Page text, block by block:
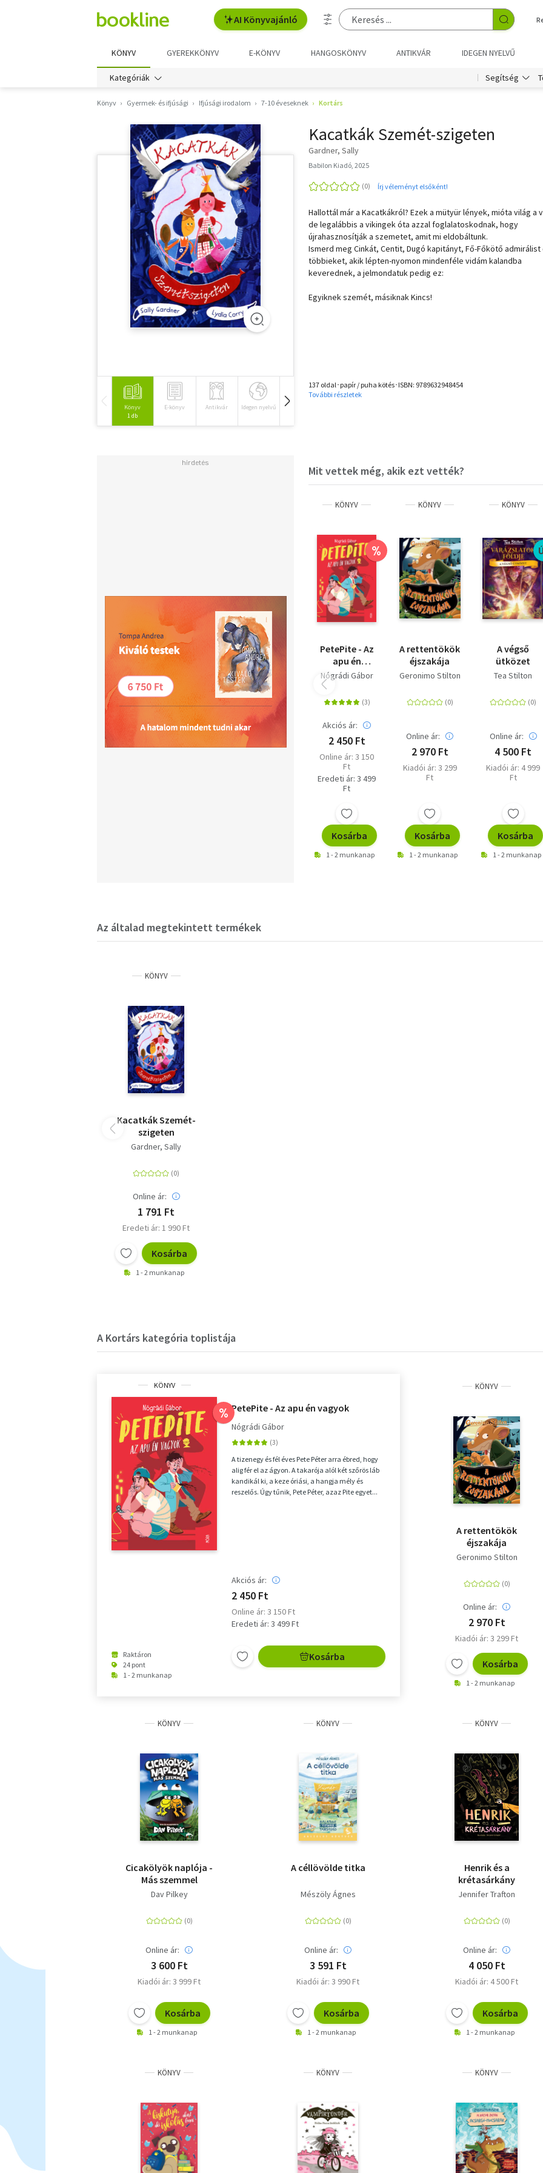
AI Könyvajánló
KÖNYV GYEREKKÖNYV E-KÖNYV HANGOSKÖNYV ANTIKVÁR IDEGEN NYELVŰ
Kategóriák Segítség
Könyv Gyermek- és ifjúsági Ifjúsági irodalom 7-10 éveseknek Kortárs
Könyv
1 db
E-könyv Antikvár Idegen nyelvű Hangoskönyv
Kacatkák Szemét-szigeten
Gardner, Sally
Babilon Kiadó, 2025
Írj véleményt elsőként!
Hallottál már a Kacatkákról? Ezek a mütyür lények, mióta világ a
de legalábbis a vikingek óta azzal foglalatoskodnak, hogy
újrahasznosítják a szemetet, amit mi eldobáltunk.
Ismerd meg Cinkát, Centit, Dugó kapitányt, Fő-Főkötő admirálist
többieket, akik lépten-nyomon mindenféle vidám kalandba
keverednek, a jelmondatuk pedig ez:
Egyiknek szemét, másiknak Kincs!
137 oldal･papír / puha kötés･ISBN: 9789632948454
További részletek
Mit vettek még, akik ezt vették?
KÖNYV
%
PetePite - Az
apu én
vagyok
Nógrádi Gábor
Akciós ár:
2 450 Ft
Online ár: 3 150
Ft
Eredeti ár: 3 499
Ft
Kosárba
1 - 2 munkanap
KÖNYV
A rettentökök
éjszakája
Geronimo Stilton
Online ár:
2 970 Ft
Kiadói ár: 3 299
Ft
Kosárba
1 - 2 munkanap
KÖNYV
A végső
ütközet
Tea Stilton
Online ár:
4 500 Ft
Kiadói ár: 4 999
Ft
Kosárba
1 - 2 munkanap
Az általad megtekintett termékek
KÖNYV
Kacatkák Szemét-
szigeten
Gardner, Sally
Online ár:
1 791 Ft
Eredeti ár: 1 990 Ft
Kosárba
1 - 2 munkanap
A Kortárs kategória toplistája
KÖNYV
%
Raktáron
24 pont
1 - 2 munkanap
PetePite - Az apu én vagyok
Nógrádi Gábor
A tizenegy és fél éves Pete Péter arra ébred, hogy
alig fér el az ágyon. A takarója alól két szőrös láb
kandikál ki, a keze óriási, a hangja mély és
reszelős. Úgy tűnik, Pete Péter, azaz Pite egyet...
Akciós ár:
2 450 Ft
Online ár: 3 150 Ft
Eredeti ár: 3 499 Ft
Kosárba
KÖNYV
A rettentökök
éjszakája
Geronimo Stilton
Online ár:
2 970 Ft
Kiadói ár: 3 299 Ft
Kosárba
1 - 2 munkanap
KÖNYV
Cicakölyök naplója -
Más szemmel
Dav Pilkey
Online ár:
3 600 Ft
Kiadói ár: 3 999 Ft
Kosárba
1 - 2 munkanap
KÖNYV
A céllövölde titka
Mészöly Ágnes
Online ár:
3 591 Ft
Kiadói ár: 3 990 Ft
Kosárba
1 - 2 munkanap
KÖNYV
Henrik és a
krétasárkány
Jennifer Trafton
Online ár:
4 050 Ft
Kiadói ár: 4 500 Ft
Kosárba
1 - 2 munkanap
KÖNYV KÖNYV KÖNYV